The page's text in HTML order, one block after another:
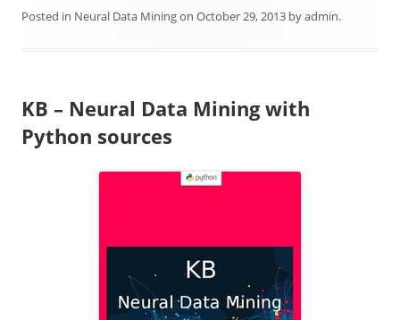
Posted in Neural Data Miningon October 29, 2013 byadmin.
KB – Neural Data Mining with
Python sources